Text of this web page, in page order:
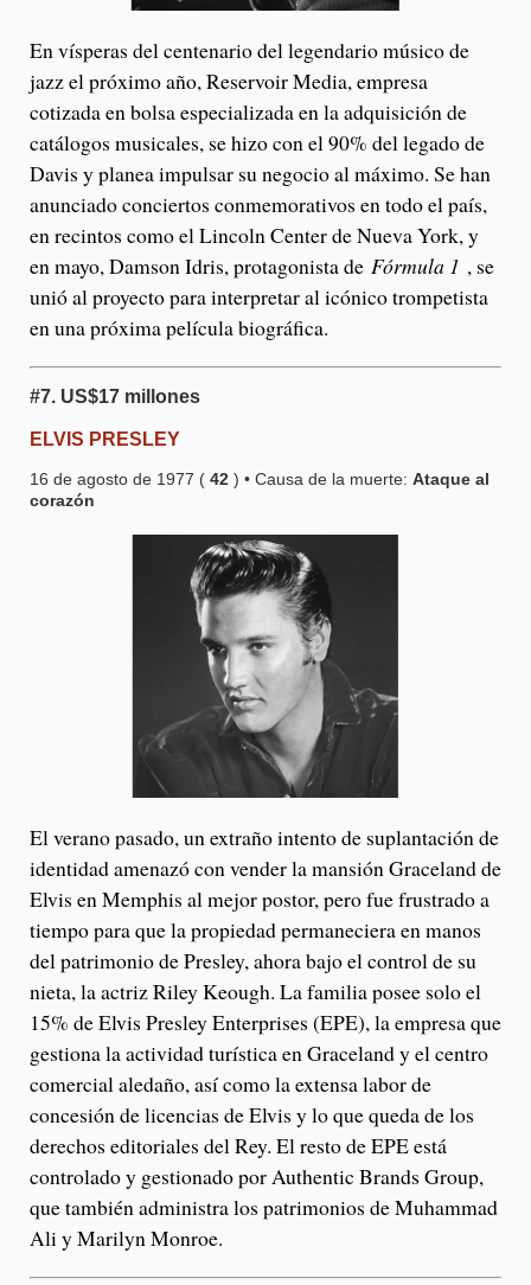
En vísperas del centenario del legendario músico de
jazz el próximo año, Reservoir Media, empresa
cotizada en bolsa especializada en la adquisición de
catálogos musicales, se hizo con el 90% del legado de
Davis y planea impulsar su negocio al máximo. Se han
anunciado conciertos conmemorativos en todo el país,
en recintos como el Lincoln Center de Nueva York, y
en mayo, Damson Idris, protagonista de Fórmula 1 , se
unió al proyecto para interpretar al icónico trompetista
en una próxima película biográfica.
#7. US$17 millones
ELVIS PRESLEY
16 de agosto de 1977 ( 42 ) • Causa de la muerte: Ataque al
corazón
El verano pasado, un extraño intento de suplantación de
identidad amenazó con vender la mansión Graceland de
Elvis en Memphis al mejor postor, pero fue frustrado a
tiempo para que la propiedad permaneciera en manos
del patrimonio de Presley, ahora bajo el control de su
nieta, la actriz Riley Keough. La familia posee solo el
15% de Elvis Presley Enterprises (EPE), la empresa que
gestiona la actividad turística en Graceland y el centro
comercial aledaño, así como la extensa labor de
concesión de licencias de Elvis y lo que queda de los
derechos editoriales del Rey. El resto de EPE está
controlado y gestionado por Authentic Brands Group,
que también administra los patrimonios de Muhammad
Ali y Marilyn Monroe.